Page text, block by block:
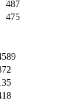
487
475